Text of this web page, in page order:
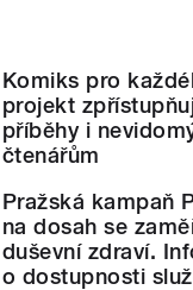
Komiks pro
projekt
příběhy i
čtenářům
Pražská kampaň
na dosah se
duševní zdraví.
o dostupnosti